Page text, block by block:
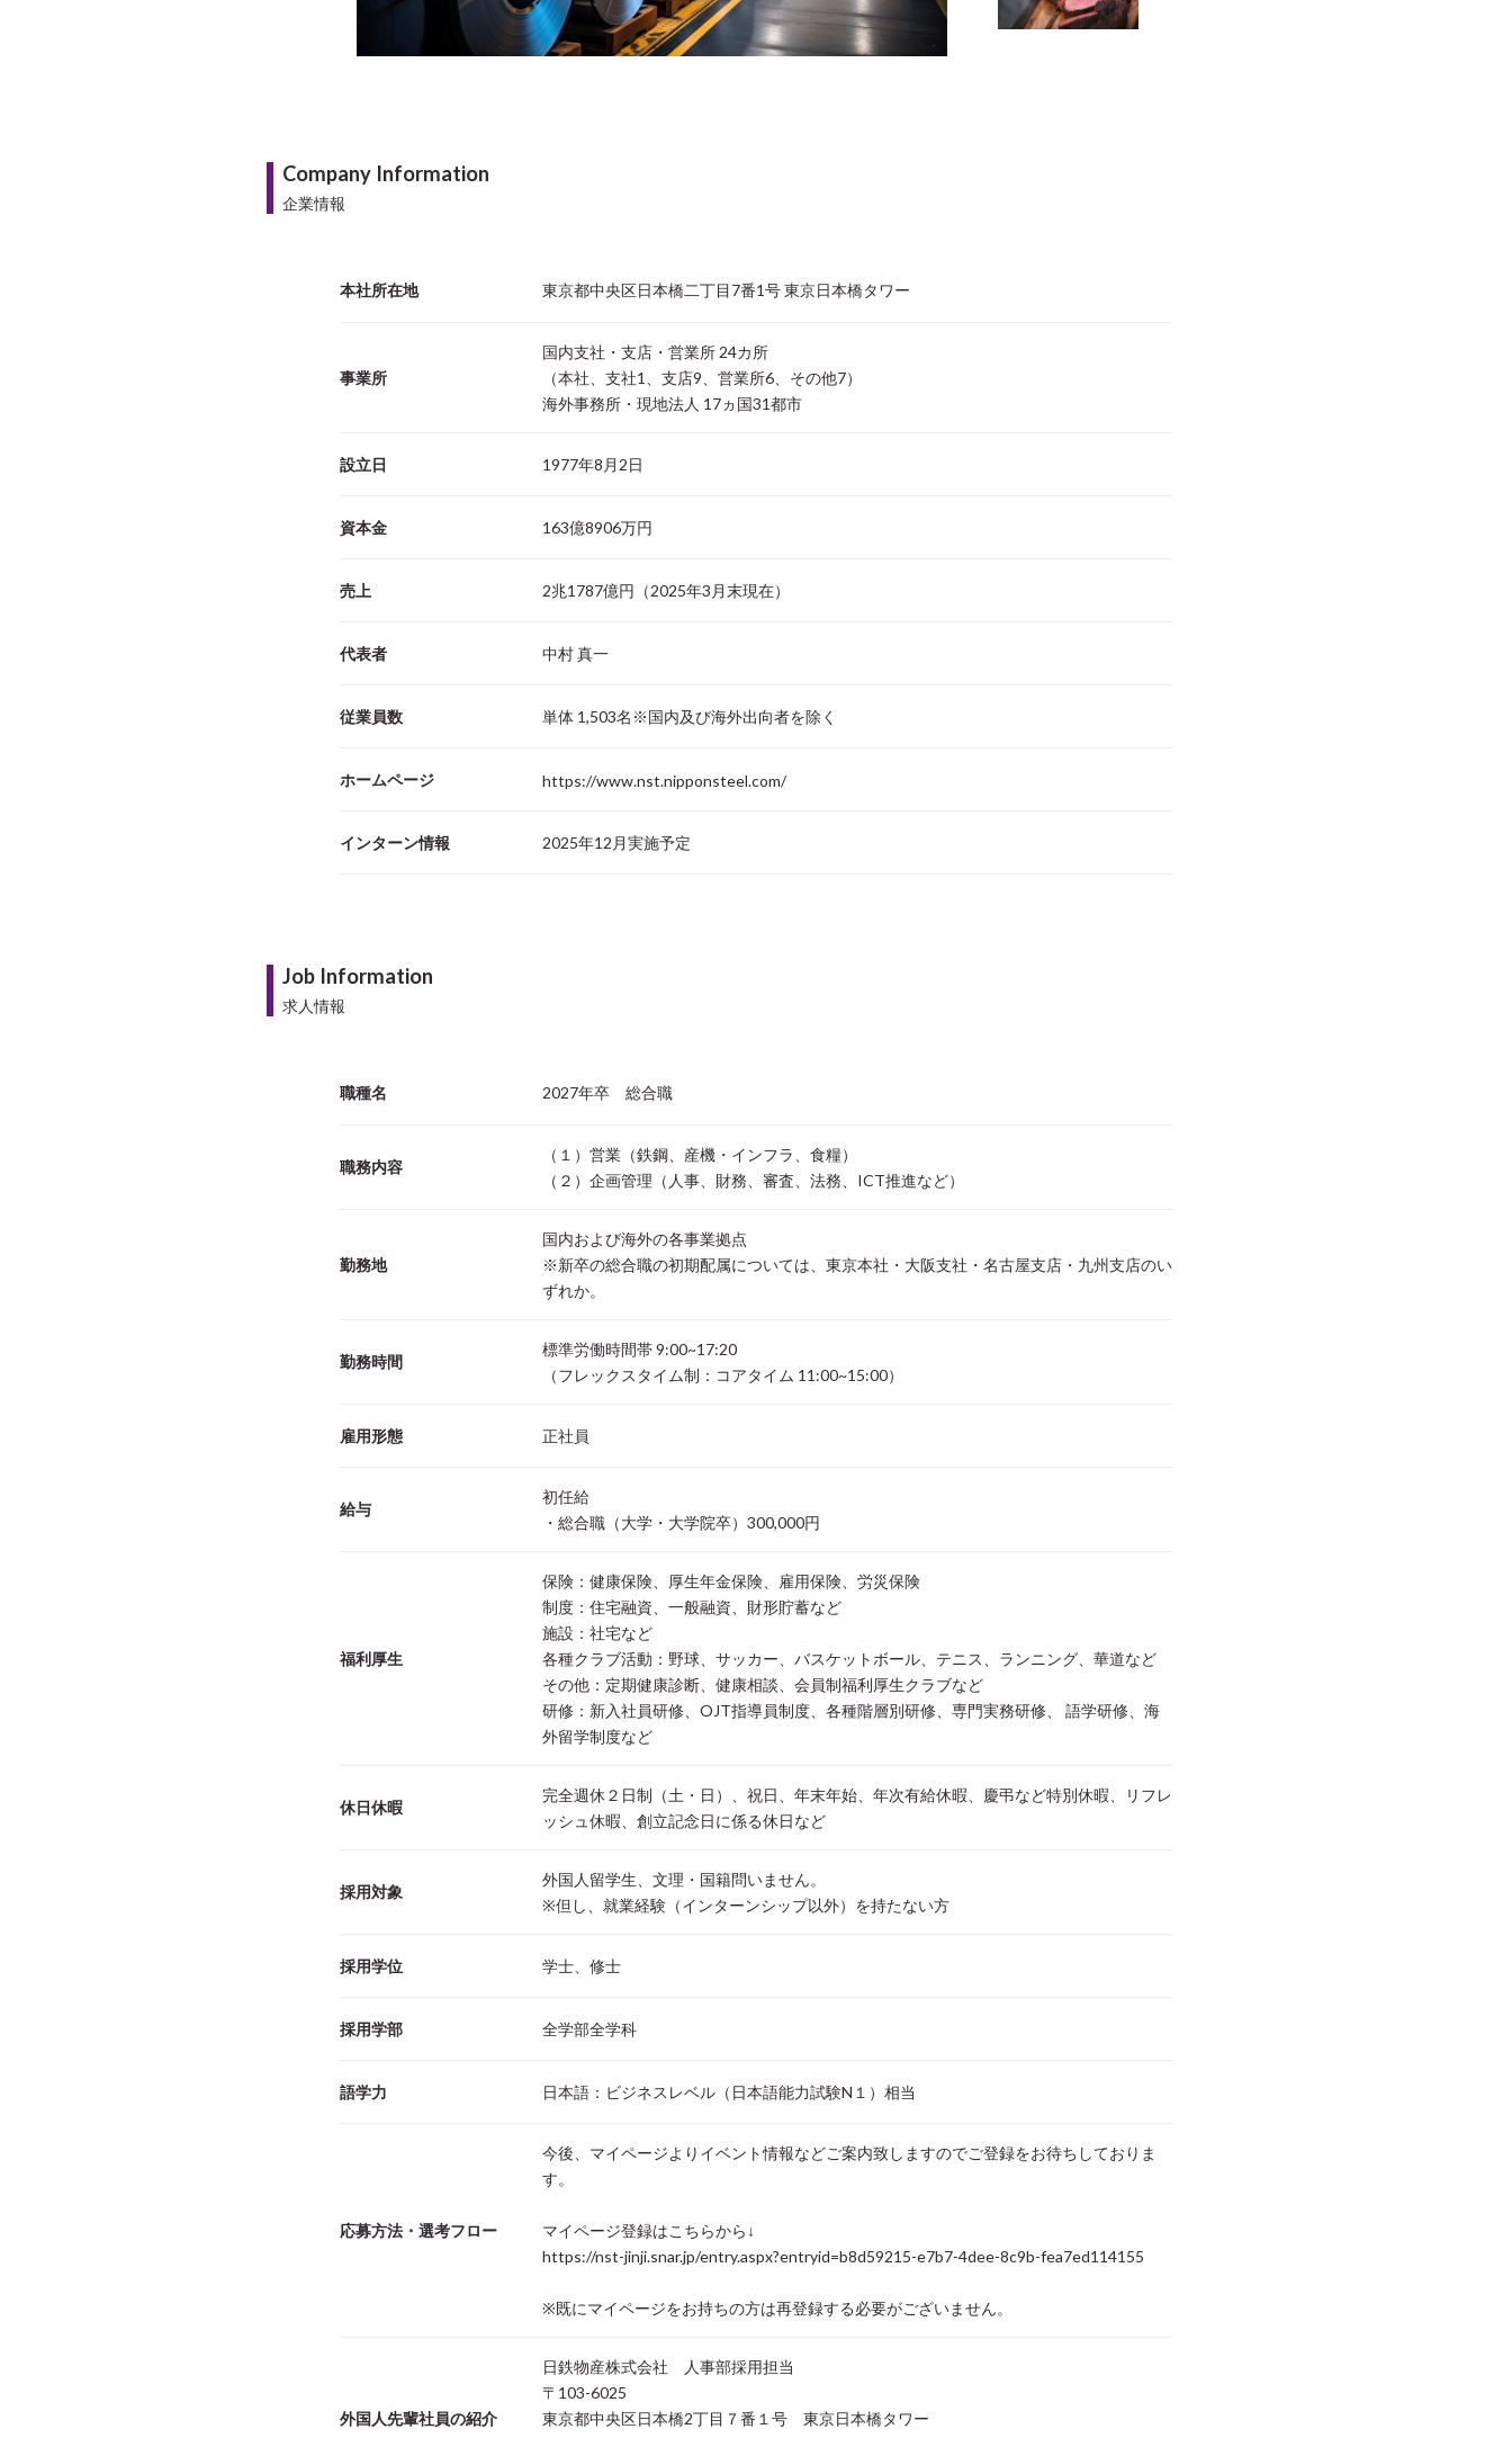
Company Information
企業情報
本社所在地 東京都中央区日本橋二丁目7番1号 東京日本橋タワー
事業所
国内支社・支店・営業所 24カ所
（本社、支社1、支店9、営業所6、その他7）
海外事務所・現地法人 17ヵ国31都市
設立日 1977年8月2日
資本金 163億8906万円
売上 2兆1787億円（2025年3月末現在）
代表者 中村 真一
従業員数 単体 1,503名※国内及び海外出向者を除く
ホームページ https://www.nst.nipponsteel.com/
インターン情報 2025年12月実施予定
Job Information
求人情報
職種名 2027年卒 総合職
職務内容
（１）営業（鉄鋼、産機・インフラ、食糧）
（２）企画管理（人事、財務、審査、法務、ICT推進など）
勤務地
国内および海外の各事業拠点
※新卒の総合職の初期配属については、東京本社・大阪支社・名古屋支店・九州支店のい
ずれか。
勤務時間
標準労働時間帯 9:00~17:20
（フレックスタイム制：コアタイム 11:00~15:00）
雇用形態 正社員
給与
初任給
・総合職（大学・大学院卒）300,000円
福利厚生
保険：健康保険、厚生年金保険、雇用保険、労災保険
制度：住宅融資、一般融資、財形貯蓄など
施設：社宅など
各種クラブ活動：野球、サッカー、バスケットボール、テニス、ランニング、華道など
その他：定期健康診断、健康相談、会員制福利厚生クラブなど
研修：新入社員研修、OJT指導員制度、各種階層別研修、専門実務研修、 語学研修、海
外留学制度など
休日休暇
完全週休２日制（土・日）、祝日、年末年始、年次有給休暇、慶弔など特別休暇、リフレ
ッシュ休暇、創立記念日に係る休日など
採用対象
外国人留学生、文理・国籍問いません。
※但し、就業経験（インターンシップ以外）を持たない方
採用学位 学士、修士
採用学部 全学部全学科
語学力 日本語：ビジネスレベル（日本語能力試験N１）相当
応募方法・選考フロー
今後、マイページよりイベント情報などご案内致しますのでご登録をお待ちしておりま
す。
マイページ登録はこちらから↓
https://nst-jinji.snar.jp/entry.aspx?entryid=b8d59215-e7b7-4dee-8c9b-fea7ed114155
※既にマイページをお持ちの方は再登録する必要がございません。
外国人先輩社員の紹介
日鉄物産株式会社 人事部採用担当
〒103-6025
東京都中央区日本橋2丁目７番１号 東京日本橋タワー